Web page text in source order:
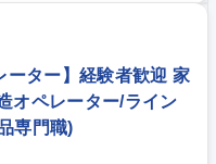
担当との打ち合わせ･計画表
視察･進捗確認 【クライアン
:約80％■設計から施工まで一
月程度/1案件、並行案件数：
ーター】経験者歓迎 家
オペレーター/ライン
専門職)